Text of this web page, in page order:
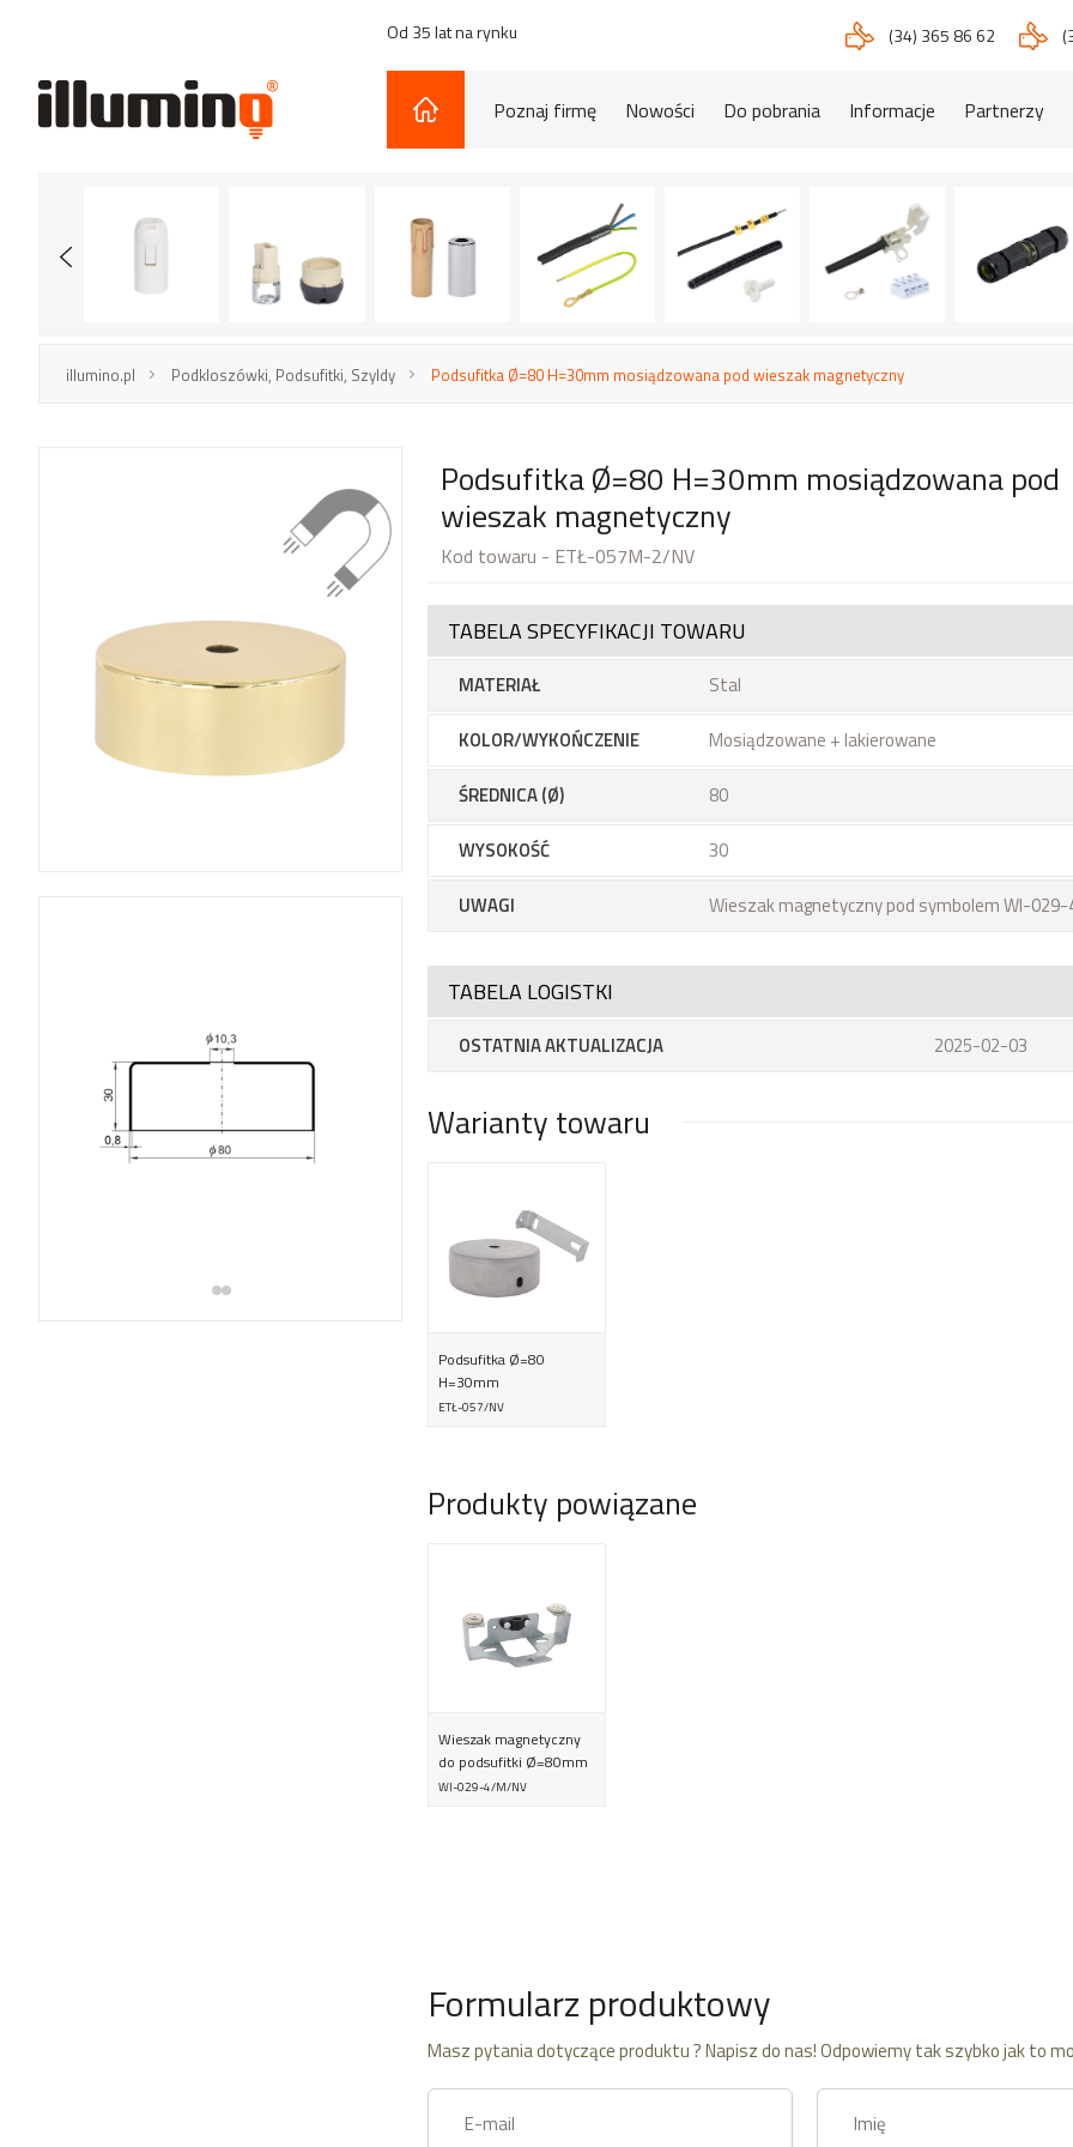
Od 35 lat na rynku (34) 365 86 62
Poznaj firmę Nowości Do pobrania Informacje Partnerzy
illumino.pl Podkloszówki, Podsufitki, Szyldy Podsufitka Ø=80 H=30mm mosiądzowana pod wieszak magnetyczny
Podsufitka Ø=80 H=30mm mosiądzowana pod
wieszak magnetyczny
Kod towaru - ETŁ-057M-2/NV
TABELA SPECYFIKACJI TOWARU
MATERIAŁ
Stal
KOLOR/WYKOŃCZENIE
Mosiądzowane + lakierowane
ŚREDNICA (Ø)
80
WYSOKOŚĆ
30
UWAGI
Wieszak magnetyczny pod symbolem WI-
TABELA LOGISTKI
OSTATNIA AKTUALIZACJA 2025-02-03
Warianty towaru
Podsufitka Ø=80
H=30mm
ETŁ-057/NV
Produkty powiązane
Wieszak magnetyczny
do podsufitki Ø=80mm
WI-029-4/M/NV
Formularz produktowy
Masz pytania dotyczące produktu ? Napisz do nas! Odpowiemy tak szybko jak to